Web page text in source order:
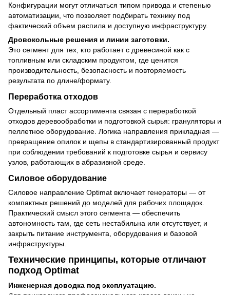
Конфигурации могут отличаться типом привода и степенью
автоматизации, что позволяет подбирать технику под
фактический объем распила и доступную инфраструктуру.
Дровокольные решения и линии заготовки.
Это сегмент для тех, кто работает с древесиной как с
топливным или складским продуктом, где ценится
производительность, безопасность и повторяемость
результата по длине/формату.
Переработка отходов
Отдельный пласт ассортимента связан с переработкой
отходов деревообработки и подготовкой сырья: грануляторы и
пеллетное оборудование. Логика направления прикладная —
превращение опилок и щепы в стандартизированный продукт
при соблюдении требований к подготовке сырья и сервису
узлов, работающих в абразивной среде.
Силовое оборудование
Силовое направление Optimat включает генераторы — от
компактных решений до моделей для рабочих площадок.
Практический смысл этого сегмента — обеспечить
автономность там, где сеть нестабильна или отсутствует, и
закрыть питание инструмента, оборудования и базовой
инфраструктуры.
Технические принципы, которые отличают
подход Optimat
Инженерная доводка под эксплуатацию.